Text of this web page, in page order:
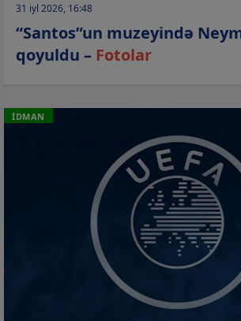
31 iyl 2026, 16:48
“Santos”un muzeyində
qoyuldu – Fotolar
İDMAN